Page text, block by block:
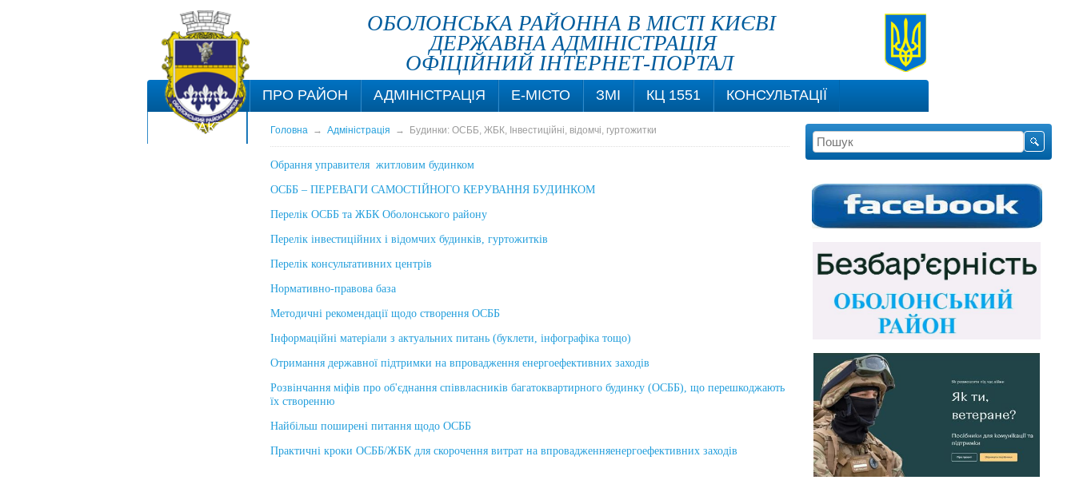
ОБОЛОНСЬКА РАЙОННА В МІСТІ КИЄВІ
ДЕРЖАВНА АДМІНІСТРАЦІЯ
ОФІЦІЙНИЙ ІНТЕРНЕТ-ПОРТАЛ
ПРО РАЙОН АДМІНІСТРАЦІЯ Е-МІСТО ЗМІ КЦ 1551
КОНСУЛЬТАЦІЇ
КОНТАКТИ
Головна→ Адміністрація → Будинки: ОСББ, ЖБК, Інвестиційні, відомчі, гуртожитки
Обрання управителя житловим будинком
ОСББ – ПЕРЕВАГИ САМОСТІЙНОГО КЕРУВАННЯ БУДИНКОМ
Перелік ОСББ та ЖБК Оболонського району
Перелік інвестиційних і відомчих будинків, гуртожитків
Перелік консультативних центрів
Нормативно-правова база
Методичні рекомендації щодо створення ОСББ
Інформаційні матеріали з актуальних питань (буклети, інфографіка тощо)
Отримання державної підтримки на впровадження енергоефективних заходів
Розвінчання міфів про об'єднання співвласників багатоквартирного будинку (ОСББ), що перешкоджають
їх створенню
Найбільш поширені питання щодо ОСББ
Практичні кроки ОСББ/ЖБК для скорочення витрат на впровадженняенергоефективних заходів